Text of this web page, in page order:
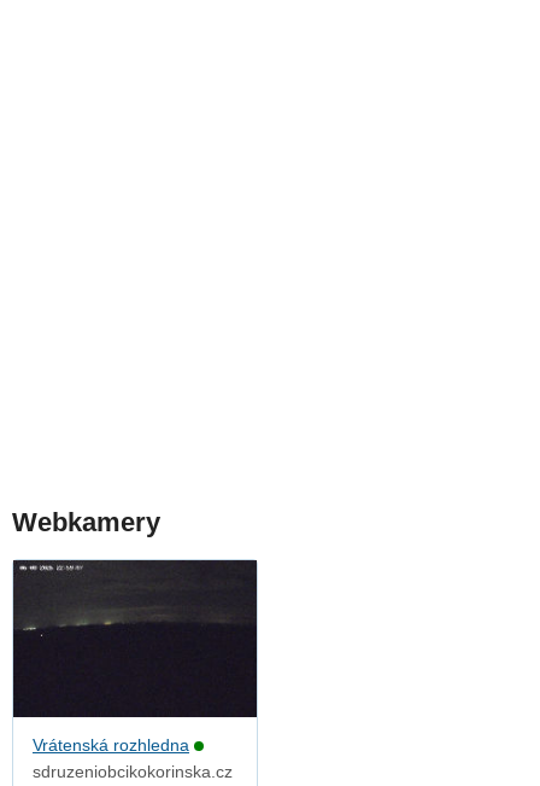
Webkamery
Vrátenská rozhledna
sdruzeniobcikokorinska.cz